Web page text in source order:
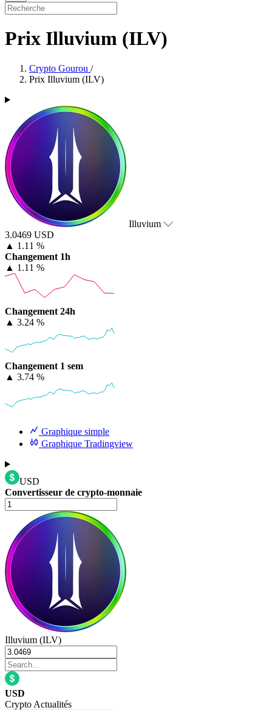
Prix Illuvium (ILV)
Crypto Gourou /
Prix Illuvium (ILV)
Illuvium
3.0469 USD
▲ 1.11 %
Changement 1h
▲ 1.11 %
Changement 24h
▲ 3.24 %
Changement 1 sem
▲ 3.74 %
Graphique simple
Graphique Tradingview
USD
Convertisseur de crypto-monnaie
Illuvium (ILV)
USD
Crypto Actualités